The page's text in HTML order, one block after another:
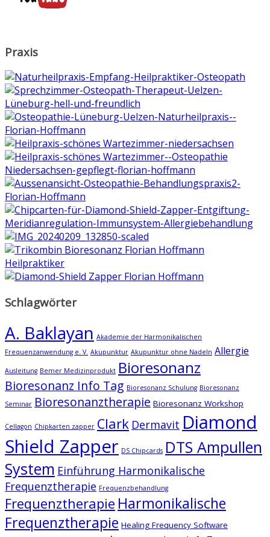
Praxis
Schlagwörter
A. Baklayan Akademie der Harmonikalischen
Frequenzanwendung e. V. Akupunktur Akupunktur ohne Nadeln Allergie
Ausleitung Bemer Medizinprodukt Bioresonanz
Bioresonanz Info Tag Bioresonanz Schulung Bioresonanz
Seminar Bioresonanztherapie Bioresonanz Workshop
Cellagon Chipkarten zapper Clark Dermavit Diamond
Shield Zapper DS Chipcards DTS Ampullen
System Einführung Harmonikalische
Frequenztherapie Frequenzbehandlung
Frequenztherapie Harmonikalische
Frequenztherapie Healing Frequency Software